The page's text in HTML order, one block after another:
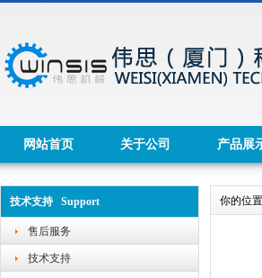
网站首页 关于公司 产品展
技术支持 Support
售后服务
技术支持
你的位置